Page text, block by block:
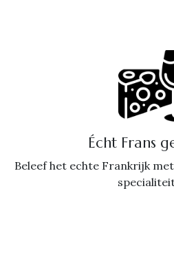
Écht Frans
Beleef het echte Frankrijk